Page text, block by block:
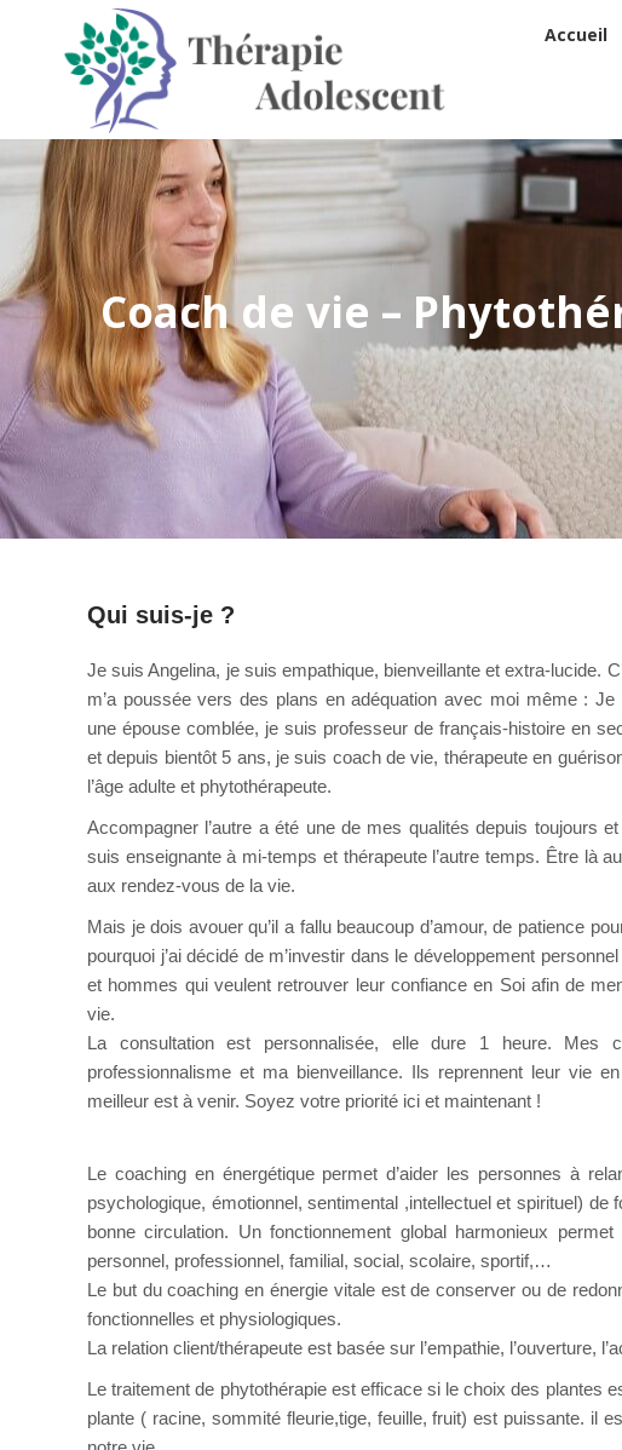
Accueil
Coach de vie –
Qui suis-je ?
Je suis Angelina, je suis empathique, bienveillante et extra-lucide.
m’a poussée vers des plans en adéquation avec moi même :
une épouse comblée, je suis professeur de français-histoire en
et depuis bientôt 5 ans, je suis coach de vie, thérapeute en
l’âge adulte et phytothérapeute.
Accompagner l’autre a été une de mes qualités depuis toujours
suis enseignante à mi-temps et thérapeute l’autre temps. Être là
aux rendez-vous de la vie.
Mais je dois avouer qu’il a fallu beaucoup d’amour, de patience
pourquoi j’ai décidé de m’investir dans le développement
et hommes qui veulent retrouver leur confiance en Soi afin de
vie.
La consultation est personnalisée, elle dure 1 heure. Mes
professionnalisme et ma bienveillance. Ils reprennent leur vie
meilleur est à venir. Soyez votre priorité ici et maintenant !
Le coaching en énergétique permet d’aider les personnes à
psychologique, émotionnel, sentimental ,intellectuel et spirituel)
bonne circulation. Un fonctionnement global harmonieux
personnel, professionnel, familial, social, scolaire, sportif,…
Le but du coaching en énergie vitale est de conserver ou de
fonctionnelles et physiologiques.
La relation client/thérapeute est basée sur l’empathie, l’ouverture,
Le traitement de phytothérapie est efficace si le choix des plantes
plante ( racine, sommité fleurie,tige, feuille, fruit) est puissante. il
Accueil